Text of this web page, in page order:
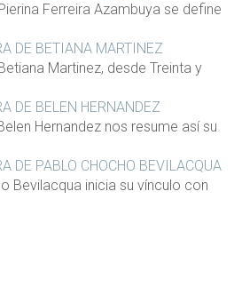
Ferreira Azambuya se define
DE BETIANA MARTINEZ
Martinez, desde Treinta y
DE BELEN HERNANDEZ
Hernandez nos resume así su
DE PABLO CHOCHO BEVILACQUA
Bevilacqua inicia su vínculo con